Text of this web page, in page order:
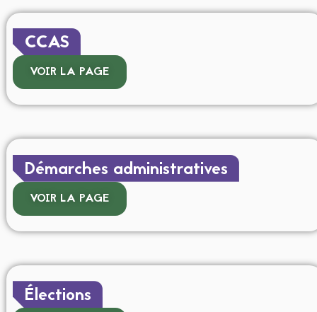
CCAS
VOIR LA PAGE
Démarches administratives
VOIR LA PAGE
Élections